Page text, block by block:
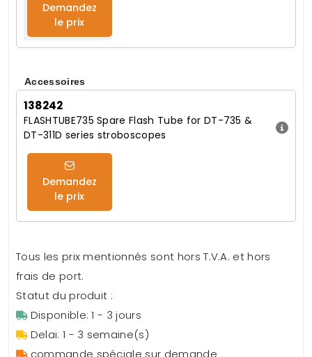
Demandez
le prix
Accessoires
138242
FLASHTUBE735 Spare Flash Tube for DT-735 &
DT-311D series stroboscopes
Demandez
le prix
Tous les prix mentionnés sont hors T.V.A. et hors
frais de port.
Statut du produit :
Disponible: 1 - 3 jours
Delai: 1 - 3 semaine(s)
commande spéciale sur demande